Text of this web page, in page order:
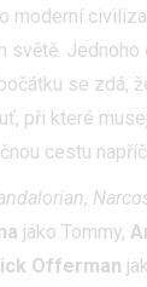
moderní
Jednoho
se zdá,
při které
cestu
jako Tommy,
Offerman